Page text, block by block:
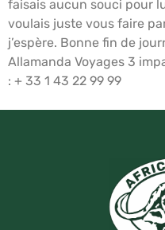
faisais aucun souci pour
voulais juste vous faire
j’espère. Bonne fin de
Allamanda Voyages 3
: + 33 1 43 22 99 99